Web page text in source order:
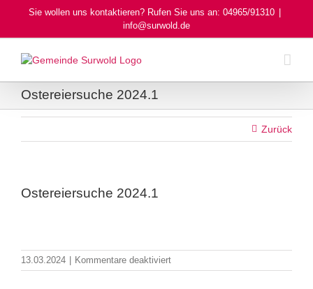
Sie wollen uns kontaktieren? Rufen Sie uns an: 04965/91310
info@surwold.de
Ostereiersuche 2024.1
Zurück
Ostereiersuche 2024.1
13.03.2024 | Kommentare deaktiviertfür
Ostereiersuche